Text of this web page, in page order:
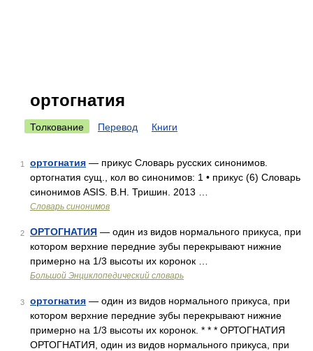
ортогнатия
Толкование Перевод Книги
1 ортогнатия — прикус Словарь русских синонимов.
ортогнатия сущ., кол во синонимов: 1 • прикус (6) Словарь
синонимов ASIS. В.Н. Тришин. 2013 …
Словарь синонимов
2 ОРТОГНАТИЯ — один из видов нормального прикуса, при
котором верхние передние зубы перекрывают нижние
примерно на 1/3 высоты их коронок …
Большой Энциклопедический словарь
3 ортогнатия — один из видов нормального прикуса, при
котором верхние передние зубы перекрывают нижние
примерно на 1/3 высоты их коронок. * * * ОРТОГНАТИЯ
ОРТОГНАТИЯ, один из видов нормального прикуса, при